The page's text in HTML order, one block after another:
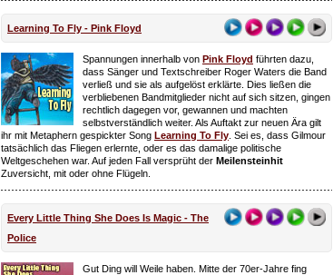
Learning To Fly - Pink Floyd
Spannungen innerhalb von Pink Floyd führten dazu,
dass Sänger und Textschreiber Roger Waters die Band
verließ und sie als aufgelöst erklärte. Dies ließen die
verbliebenen Bandmitglieder nicht auf sich sitzen, gingen
rechtlich dagegen vor, gewannen und machten
selbstverständlich weiter. Als Auftakt zur neuen Ära gilt
ihr mit Metaphern gespickter Song Learning To Fly . Sei es, dass Gilmour
tatsächlich das Fliegen erlernte, oder es das damalige politische
Weltgeschehen war. Auf jeden Fall versprüht der Meilensteinhit
Zuversicht, mit oder ohne Flügeln.
Every Little Thing She Does Is Magic - The
Police
Gut Ding will Weile haben. Mitte der 70er-Jahre fing